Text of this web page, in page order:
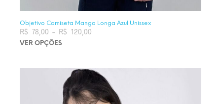
Objetivo Camiseta Manga Longa Azul Unissex
R$ 78,00 – R$ 120,00Faixa de preço: R$ 78,00 através
R$ 120,00
VER OPÇÕES